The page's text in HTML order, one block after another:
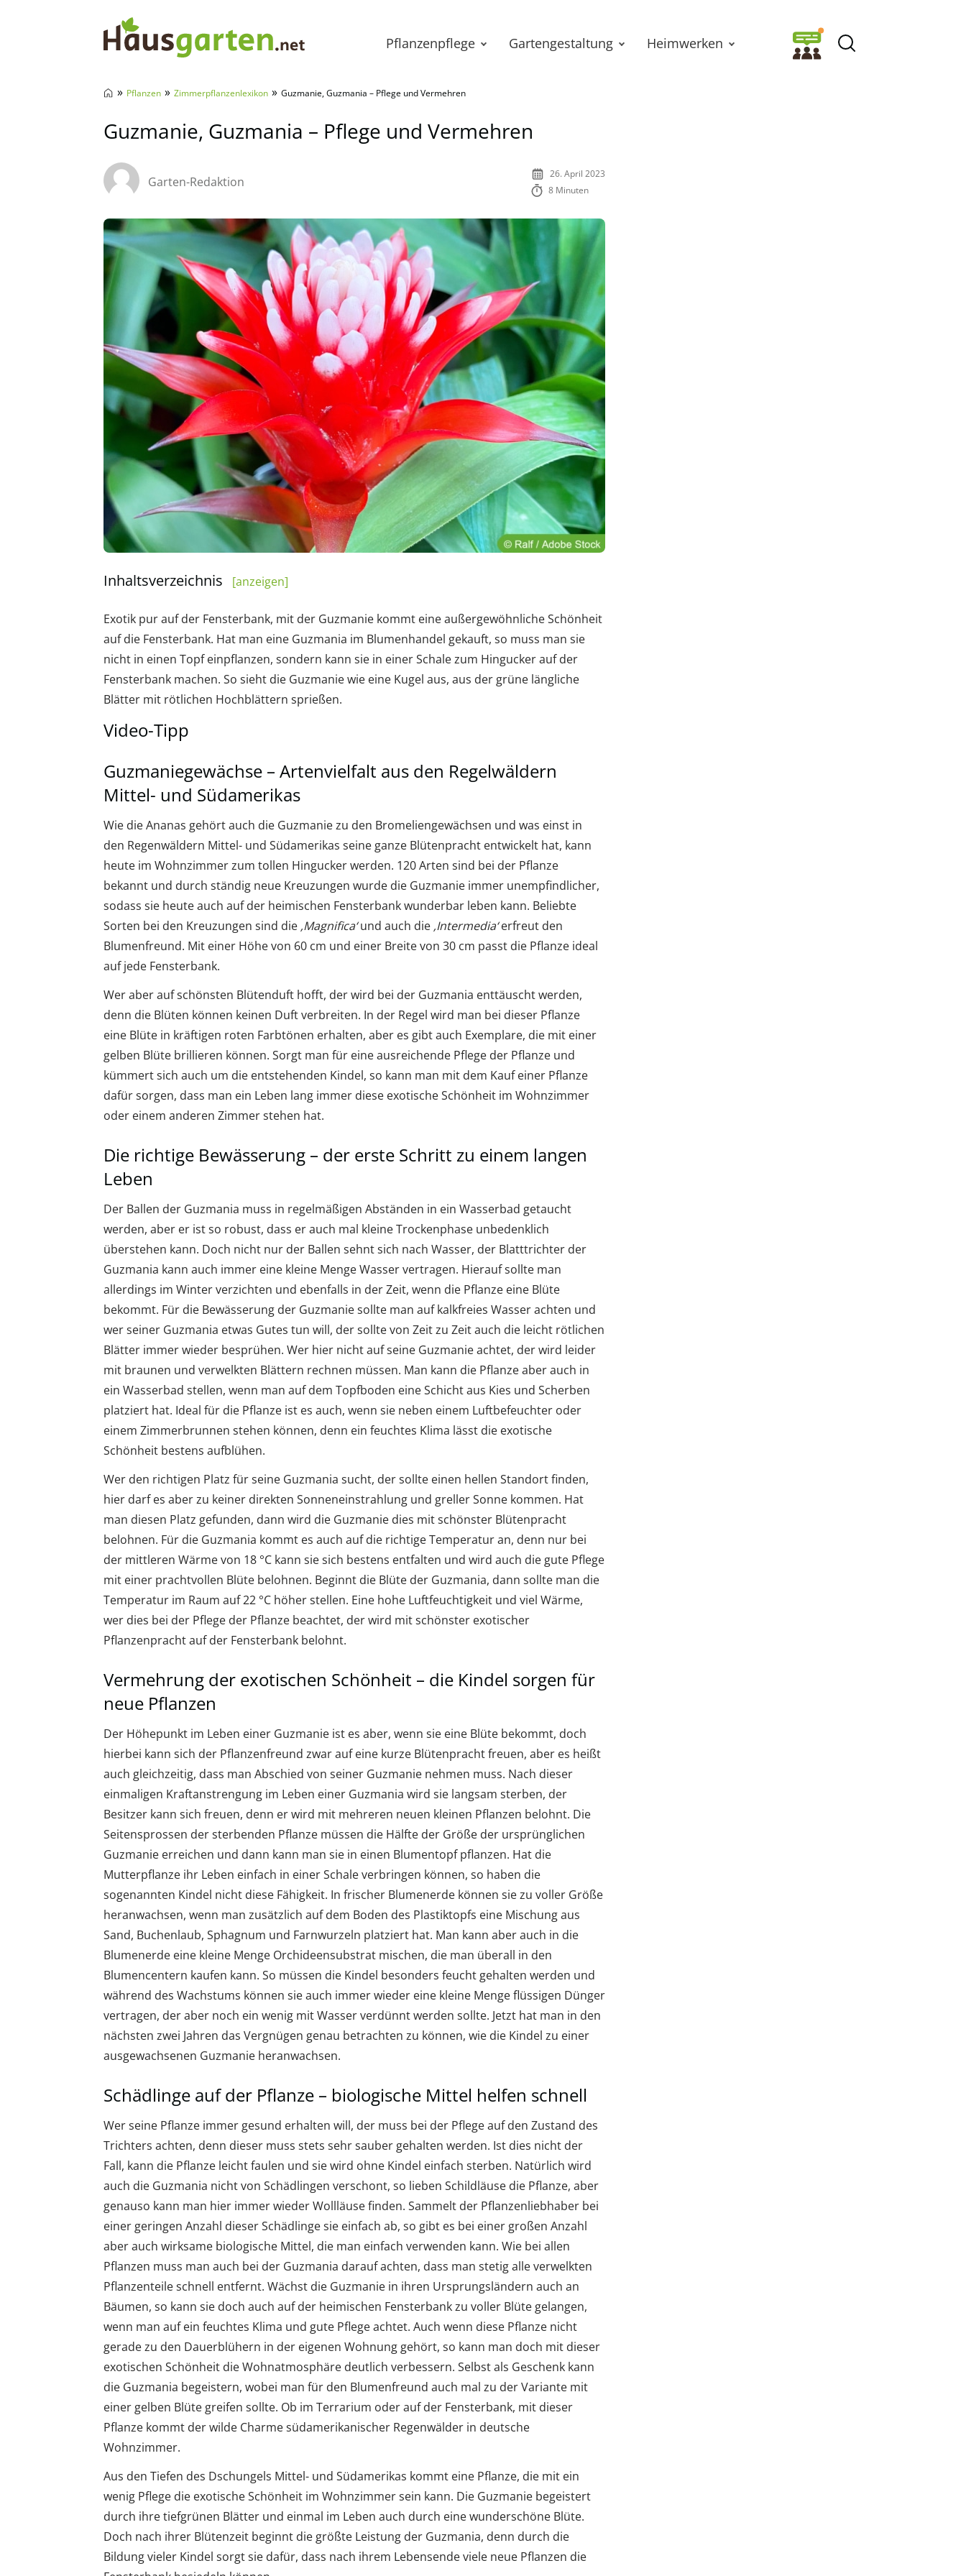
Pflanzenpflege Gartengestaltung Heimwerken
» Pflanzen » Zimmerpflanzenlexikon » Guzmanie, Guzmania – Pflege und Vermehren
Guzmanie, Guzmania – Pflege und Vermehren
Garten-Redaktion
26. April 2023
8 Minuten
Inhaltsverzeichnis [anzeigen]
Exotik pur auf der Fensterbank, mit der Guzmanie kommt eine außergewöhnliche Schönheit
auf die Fensterbank. Hat man eine Guzmania im Blumenhandel gekauft, so muss man sie
nicht in einen Topf einpflanzen, sondern kann sie in einer Schale zum Hingucker auf der
Fensterbank machen. So sieht die Guzmanie wie eine Kugel aus, aus der grüne längliche
Blätter mit rötlichen Hochblättern sprießen.
Video-Tipp
Guzmaniegewächse – Artenvielfalt aus den Regelwäldern
Mittel- und Südamerikas
Wie die Ananas gehört auch die Guzmanie zu den Bromeliengewächsen und was einst in
den Regenwäldern Mittel- und Südamerikas seine ganze Blütenpracht entwickelt hat, kann
heute im Wohnzimmer zum tollen Hingucker werden. 120 Arten sind bei der Pflanze
bekannt und durch ständig neue Kreuzungen wurde die Guzmanie immer unempfindlicher,
sodass sie heute auch auf der heimischen Fensterbank wunderbar leben kann. Beliebte
Sorten bei den Kreuzungen sind die ‚Magnifica‘und auch die ‚Intermedia‘erfreut den
Blumenfreund. Mit einer Höhe von 60 cm und einer Breite von 30 cm passt die Pflanze ideal
auf jede Fensterbank.
Wer aber auf schönsten Blütenduft hofft, der wird bei der Guzmania enttäuscht werden,
denn die Blüten können keinen Duft verbreiten. In der Regel wird man bei dieser Pflanze
eine Blüte in kräftigen roten Farbtönen erhalten, aber es gibt auch Exemplare, die mit einer
gelben Blüte brillieren können. Sorgt man für eine ausreichende Pflege der Pflanze und
kümmert sich auch um die entstehenden Kindel, so kann man mit dem Kauf einer Pflanze
dafür sorgen, dass man ein Leben lang immer diese exotische Schönheit im Wohnzimmer
oder einem anderen Zimmer stehen hat.
Die richtige Bewässerung – der erste Schritt zu einem langen
Leben
Der Ballen der Guzmania muss in regelmäßigen Abständen in ein Wasserbad getaucht
werden, aber er ist so robust, dass er auch mal kleine Trockenphase unbedenklich
überstehen kann. Doch nicht nur der Ballen sehnt sich nach Wasser, der Blatttrichter der
Guzmania kann auch immer eine kleine Menge Wasser vertragen. Hierauf sollte man
allerdings im Winter verzichten und ebenfalls in der Zeit, wenn die Pflanze eine Blüte
bekommt. Für die Bewässerung der Guzmanie sollte man auf kalkfreies Wasser achten und
wer seiner Guzmania etwas Gutes tun will, der sollte von Zeit zu Zeit auch die leicht rötlichen
Blätter immer wieder besprühen. Wer hier nicht auf seine Guzmanie achtet, der wird leider
mit braunen und verwelkten Blättern rechnen müssen. Man kann die Pflanze aber auch in
ein Wasserbad stellen, wenn man auf dem Topfboden eine Schicht aus Kies und Scherben
platziert hat. Ideal für die Pflanze ist es auch, wenn sie neben einem Luftbefeuchter oder
einem Zimmerbrunnen stehen können, denn ein feuchtes Klima lässt die exotische
Schönheit bestens aufblühen.
Wer den richtigen Platz für seine Guzmania sucht, der sollte einen hellen Standort finden,
hier darf es aber zu keiner direkten Sonneneinstrahlung und greller Sonne kommen. Hat
man diesen Platz gefunden, dann wird die Guzmanie dies mit schönster Blütenpracht
belohnen. Für die Guzmania kommt es auch auf die richtige Temperatur an, denn nur bei
der mittleren Wärme von 18 °C kann sie sich bestens entfalten und wird auch die gute Pflege
mit einer prachtvollen Blüte belohnen. Beginnt die Blüte der Guzmania, dann sollte man die
Temperatur im Raum auf 22 °C höher stellen. Eine hohe Luftfeuchtigkeit und viel Wärme,
wer dies bei der Pflege der Pflanze beachtet, der wird mit schönster exotischer
Pflanzenpracht auf der Fensterbank belohnt.
Vermehrung der exotischen Schönheit – die Kindel sorgen für
neue Pflanzen
Der Höhepunkt im Leben einer Guzmanie ist es aber, wenn sie eine Blüte bekommt, doch
hierbei kann sich der Pflanzenfreund zwar auf eine kurze Blütenpracht freuen, aber es heißt
auch gleichzeitig, dass man Abschied von seiner Guzmanie nehmen muss. Nach dieser
einmaligen Kraftanstrengung im Leben einer Guzmania wird sie langsam sterben, der
Besitzer kann sich freuen, denn er wird mit mehreren neuen kleinen Pflanzen belohnt. Die
Seitensprossen der sterbenden Pflanze müssen die Hälfte der Größe der ursprünglichen
Guzmanie erreichen und dann kann man sie in einen Blumentopf pflanzen. Hat die
Mutterpflanze ihr Leben einfach in einer Schale verbringen können, so haben die
sogenannten Kindel nicht diese Fähigkeit. In frischer Blumenerde können sie zu voller Größe
heranwachsen, wenn man zusätzlich auf dem Boden des Plastiktopfs eine Mischung aus
Sand, Buchenlaub, Sphagnum und Farnwurzeln platziert hat. Man kann aber auch in die
Blumenerde eine kleine Menge Orchideensubstrat mischen, die man überall in den
Blumencentern kaufen kann. So müssen die Kindel besonders feucht gehalten werden und
während des Wachstums können sie auch immer wieder eine kleine Menge flüssigen Dünger
vertragen, der aber noch ein wenig mit Wasser verdünnt werden sollte. Jetzt hat man in den
nächsten zwei Jahren das Vergnügen genau betrachten zu können, wie die Kindel zu einer
ausgewachsenen Guzmanie heranwachsen.
Schädlinge auf der Pflanze – biologische Mittel helfen schnell
Wer seine Pflanze immer gesund erhalten will, der muss bei der Pflege auf den Zustand des
Trichters achten, denn dieser muss stets sehr sauber gehalten werden. Ist dies nicht der
Fall, kann die Pflanze leicht faulen und sie wird ohne Kindel einfach sterben. Natürlich wird
auch die Guzmania nicht von Schädlingen verschont, so lieben Schildläuse die Pflanze, aber
genauso kann man hier immer wieder Wollläuse finden. Sammelt der Pflanzenliebhaber bei
einer geringen Anzahl dieser Schädlinge sie einfach ab, so gibt es bei einer großen Anzahl
aber auch wirksame biologische Mittel, die man einfach verwenden kann. Wie bei allen
Pflanzen muss man auch bei der Guzmania darauf achten, dass man stetig alle verwelkten
Pflanzenteile schnell entfernt. Wächst die Guzmanie in ihren Ursprungsländern auch an
Bäumen, so kann sie doch auch auf der heimischen Fensterbank zu voller Blüte gelangen,
wenn man auf ein feuchtes Klima und gute Pflege achtet. Auch wenn diese Pflanze nicht
gerade zu den Dauerblühern in der eigenen Wohnung gehört, so kann man doch mit dieser
exotischen Schönheit die Wohnatmosphäre deutlich verbessern. Selbst als Geschenk kann
die Guzmania begeistern, wobei man für den Blumenfreund auch mal zu der Variante mit
einer gelben Blüte greifen sollte. Ob im Terrarium oder auf der Fensterbank, mit dieser
Pflanze kommt der wilde Charme südamerikanischer Regenwälder in deutsche
Wohnzimmer.
Aus den Tiefen des Dschungels Mittel- und Südamerikas kommt eine Pflanze, die mit ein
wenig Pflege die exotische Schönheit im Wohnzimmer sein kann. Die Guzmanie begeistert
durch ihre tiefgrünen Blätter und einmal im Leben auch durch eine wunderschöne Blüte.
Doch nach ihrer Blütenzeit beginnt die größte Leistung der Guzmania, denn durch die
Bildung vieler Kindel sorgt sie dafür, dass nach ihrem Lebensende viele neue Pflanzen die